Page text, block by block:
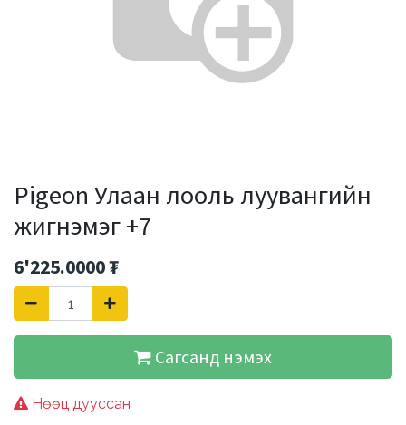
Pigeon Улаан лооль луувангийн
жигнэмэг +7
6'225.0000₮
Сагсанд нэмэх
Нөөц дууссан